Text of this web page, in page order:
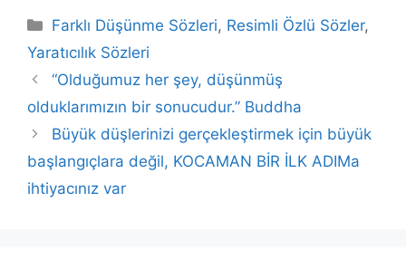
c
e
b
o
o
k
itt
er
at
s
A
p
p
k
dI
n
ai p
Li
n
k
ar
Kategoriler
Farklı Düşünme Sözleri, Resimli Özlü Sözler,
Yaratıcılık Sözleri
“Olduğumuz her şey, düşünmüş
olduklarımızın bir sonucudur.” Buddha
Büyük düşlerinizi gerçekleştirmek için büyük
başlangıçlara değil, KOCAMAN BİR İLK ADIMa
ihtiyacınız var